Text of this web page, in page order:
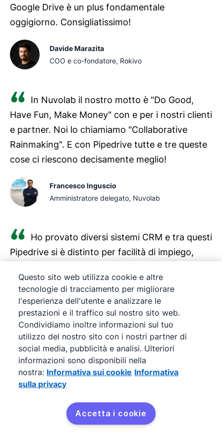
iniziative di marketing.
Google Drive è un plus fondamentale
oggigiorno. Consigliatissimo!
Davide Marazita
COO e co-fondatore, Rokivo
In Nuvolab il nostro motto è "Do Good,
Have Fun, Make Money" con e per i nostri clienti
e partner. Noi lo chiamiamo "Collaborative
Rainmaking". E con Pipedrive tutte e tre queste
cose ci riescono decisamente meglio!
Francesco Inguscio
Amministratore delegato, Nuvolab
Ho provato diversi sistemi CRM e tra questi
Pipedrive si è distinto per facilità di impiego,
interfaccia. Un ottimo strumento impiegabile a
tutti i livelli nella gestione di una rete
commerciale.
Giorgio Ranghetto
Consulente per lo sviluppo aziendale, SINT Group
Spa
Dedica meno tempo alle
Questo sito web utilizza cookie e altre
tecnologie di tracciamento per migliorare
l'esperienza dell'utente e analizzare le
prestazioni e il traffico sul nostro sito web.
Condividiamo inoltre informazioni sul tuo
utilizzo del nostro sito con i nostri partner di
social media, pubblicità e analisi. Ulteriori
informazioni sono disponibili nella
nostra: Informativa sui cookie Informativa
sulla privacy
Accetta i cookie